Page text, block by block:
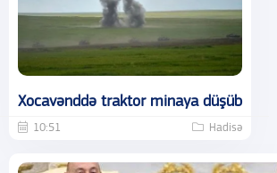
Xocavənddə traktor minaya düşüb
10:51 Hadisə